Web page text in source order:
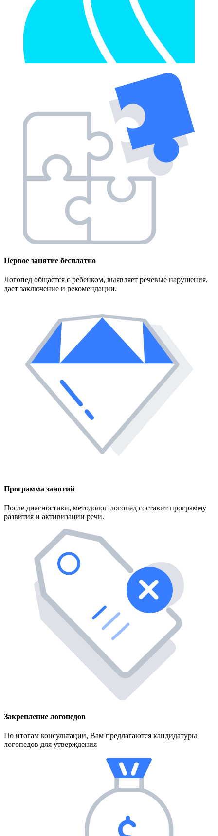
Первое занятие бесплатно
Логопед общается с ребенком, выявляет речевые нарушения,
дает заключение и рекомендации.
Программа занятий
После диагностики, методолог-логопед составит программу
развития и активизации речи.
Закрепление логопедов
По итогам консультации, Вам предлагаются кандидатуры
логопедов для утверждения